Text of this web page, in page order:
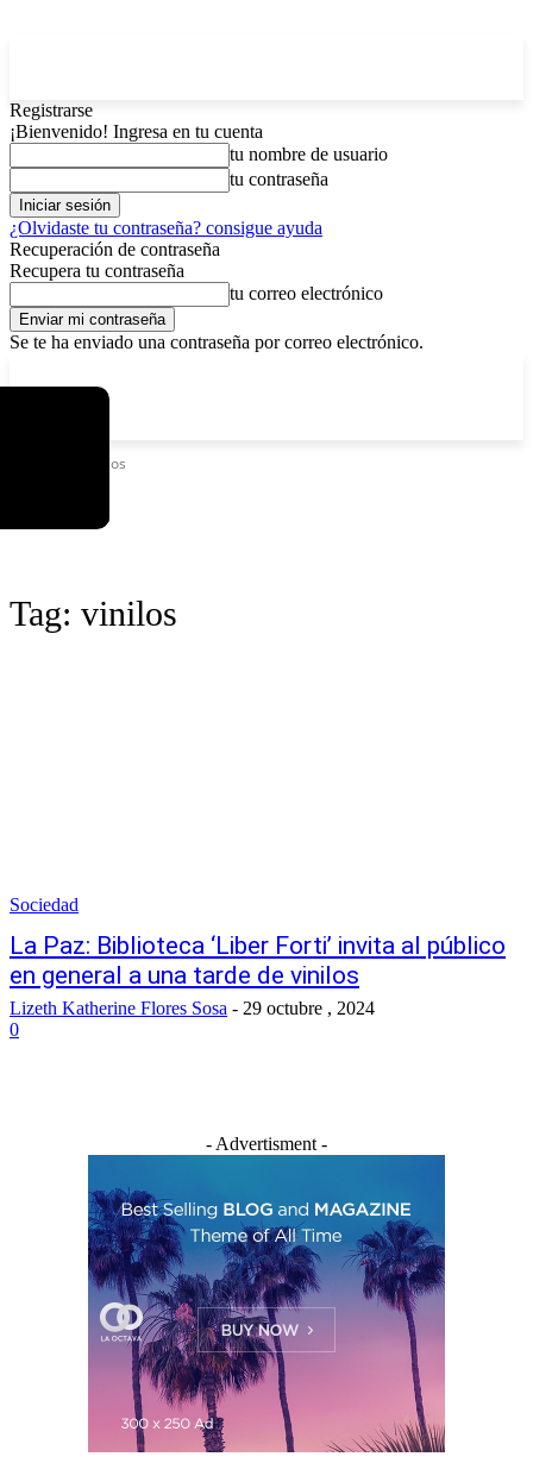
Registrarse
¡Bienvenido! Ingresa en tu cuenta
tu nombre de usuario
tu contraseña
¿Olvidaste tu contraseña? consigue ayuda
Recuperación de contraseña
Recupera tu contraseña
tu correo electrónico
Se te ha enviado una contraseña por correo electrónico.
Vinilos
Tag: vinilos
Sociedad
La Paz: Biblioteca ‘Liber Forti’ invita al público
en general a una tarde de vinilos
Lizeth Katherine Flores Sosa - 29 octubre , 2024
0
- Advertisment -